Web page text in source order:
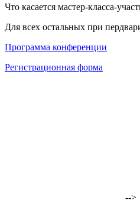
Что касается мастер-класса-
Для всех остальных при
Программа конференции
Регистрационная форма
-->